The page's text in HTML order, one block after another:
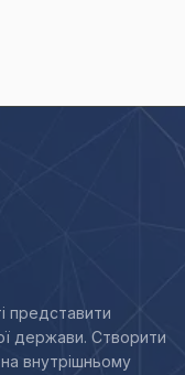
представити
держави. Створити
внутрішньому